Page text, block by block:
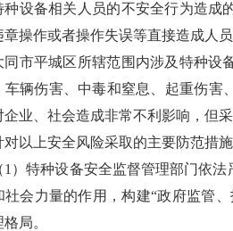
种设备相关人员的不安全行为造成
章操作或者操作失误等直接造成人
同市平城区所辖范围内涉及特种设
车辆伤害、中毒和窒息、起重伤害
企业、社会造成非常不利影响，但
对以上安全风险采取的主要防范措施
1）特种设备安全监督管理部门依
社会力量的作用，构建“政府监管
局。